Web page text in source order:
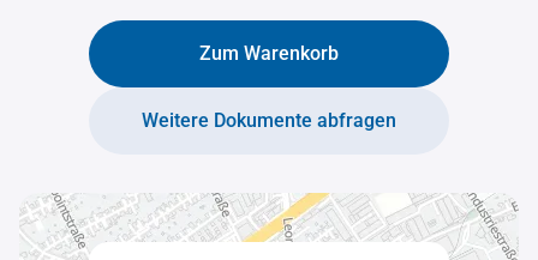
Zum Warenkorb
Weitere Dokumente abfragen